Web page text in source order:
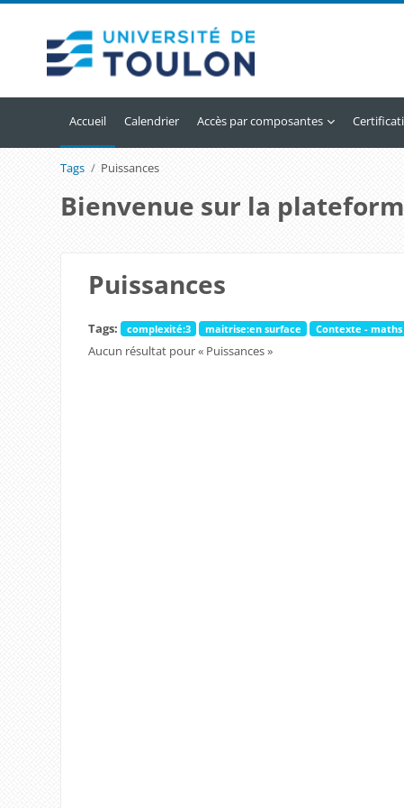
Accueil Calendrier Accès par composantes
Tags Puissances
Bienvenue sur la
Puissances
Tags: complexité:3 maitrise:en surface Contexte - maths
Aucun résultat pour « Puissances »